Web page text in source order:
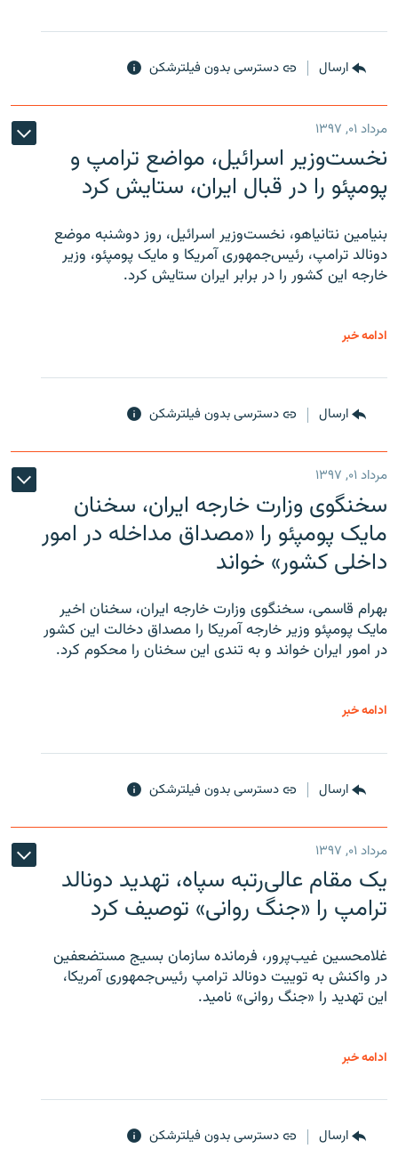
ارسال دسترسی بدون فیلترشکن
مرداد ۰۱, ۱۳۹۷
نخست‌وزیر اسرائیل، مواضع ترامپ و
پومپئو را در قبال ایران، ستایش کرد
بنیامین نتانیاهو، نخست‌وزیر اسرائیل، روز دوشنبه موضع
دونالد ترامپ، رئیس‌جمهوری آمریکا و مایک پومپئو، وزیر
خارجه این کشور را در برابر ایران ستایش کرد.
ادامه خبر
ارسال دسترسی بدون فیلترشکن
مرداد ۰۱, ۱۳۹۷
سخنگوی وزارت خارجه ایران، سخنان
مایک پومپئو را «مصداق مداخله در امور
داخلی کشور» خواند
بهرام قاسمی، سخنگوی وزارت خارجه ایران، سخنان اخیر
مایک پومپئو وزیر خارجه آمریکا را مصداق دخالت این کشور
در امور ایران خواند و به تندی این سخنان را محکوم کرد.
ادامه خبر
ارسال دسترسی بدون فیلترشکن
مرداد ۰۱, ۱۳۹۷
یک مقام عالی‌رتبه سپاه، تهدید دونالد
ترامپ را «جنگ روانی» توصیف کرد
غلامحسین غیب‌پرور، فرمانده سازمان بسیج مستضعفین
در واکنش به توییت دونالد ترامپ رئیس‌جمهوری آمریکا،
این تهدید را «جنگ روانی» نامید.
ادامه خبر
ارسال دسترسی بدون فیلترشکن